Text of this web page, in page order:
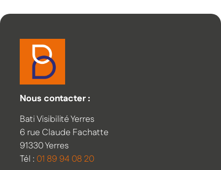
Nous contacter :
Bati Visibilité Yerres
6 rue Claude Fachatte
91330 Yerres
Tél : 01 89 94 08 20